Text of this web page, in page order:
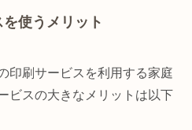
使うメリット
印刷サービスを利用する家庭
ビスの大きなメリットは以下